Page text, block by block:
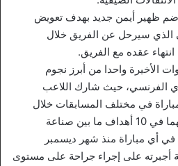
ظهير أيمن جديد بهدف تعويض
الذي سيرحل عن الفريق خلال
انتهاء عقده مع الفريق.
واحدا من أبرز نجوم
الفرنسي، حيث شارك اللاعب
لنادي بارادو في 44 مباراة في مختلف المسابقات خلال
الموسمين الأخيرين أسهم فيهما في 10 أهداف ما بين صناعة
أي مباراة منذ شهر ديسمبر
أجبرته على إجراء جراحة على مستوى